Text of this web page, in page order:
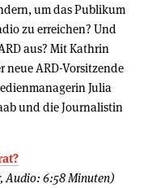
um das Publikum
zu erreichen? Und
aus? Mit Kathrin
ARD-Vorsitzende
Julia
und die Journalistin
Audio: 6:58 Minuten)